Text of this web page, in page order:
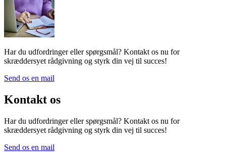
Har du udfordringer eller spørgsmål? Kontakt os nu for
skræddersyet rådgivning og styrk din vej til succes!
Send os en mail
Kontakt os
Har du udfordringer eller spørgsmål? Kontakt os nu for
skræddersyet rådgivning og styrk din vej til succes!
Send os en mail